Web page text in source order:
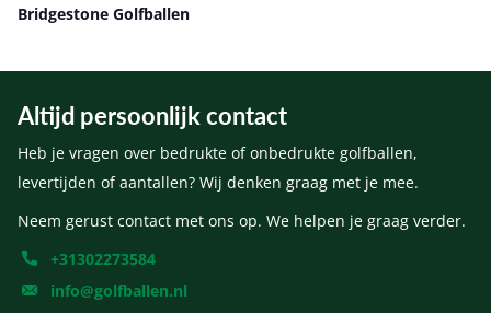
‎Bridgestone Golfballen
Altijd persoonlijk contact
Heb je vragen over bedrukte of onbedrukte golfballen,
levertijden of aantallen? Wij denken graag met je mee.
Neem gerust contact met ons op. We helpen je graag verder.
+31302273584
info@golfballen.nl